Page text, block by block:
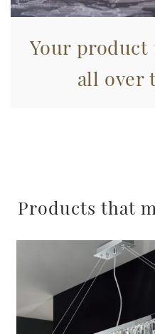
pubblicità e social media, i
raccolto dal suo utilizzo dei
Your
all over
Products that